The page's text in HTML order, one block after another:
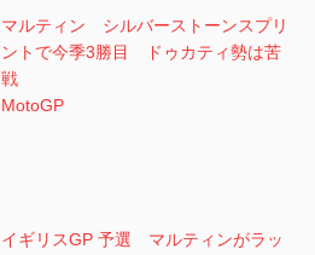
マルティン シルバーストーンスプリ
ントで今季3勝目 ドゥカティ勢は苦
戦
MotoGP
イギリスGP 予選 マルティンがラッ